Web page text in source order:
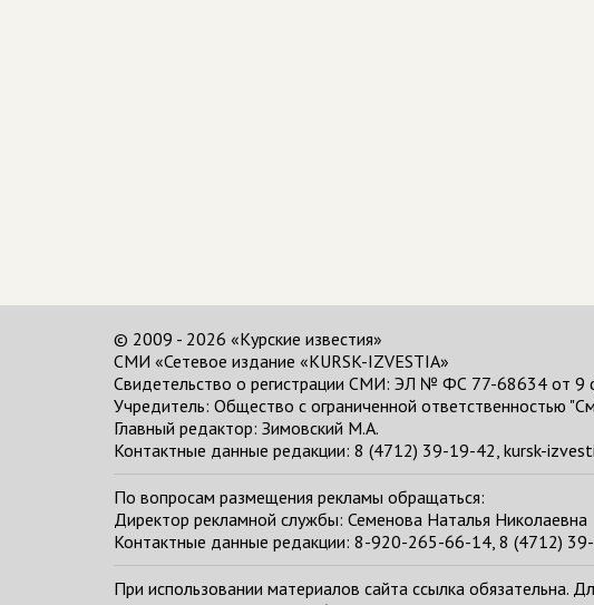
© 2009 - 2026 «Курские известия»
СМИ «Сетевое издание «KURSK-IZVESTIA»
Свидетельство о регистрации СМИ: ЭЛ № ФС 77-68634 от 9
Учредитель: Общество с ограниченной ответственностью
Главный редактор: Зимовский М.А.
Контактные данные редакции: 8 (4712) 39-19-42, kursk-
По вопросам размещения рекламы обращаться:
Директор рекламной службы: Семенова Наталья Николаевна
Контактные данные редакции: 8-920-265-66-14, 8 (4712)
При использовании материалов сайта ссылка